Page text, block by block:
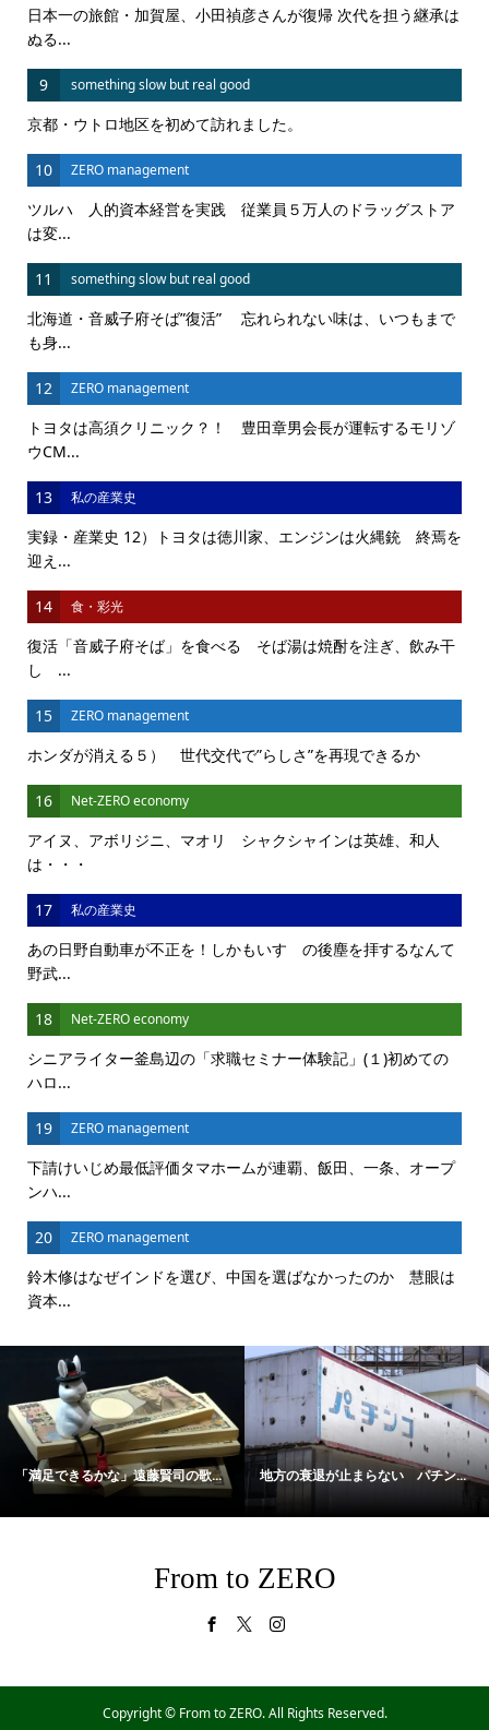
日本一の旅館・加賀屋、小田禎彦さんが復帰 次代を担う継承は
ぬる...
9 something slow but real good
京都・ウトロ地区を初めて訪れました。
10 ZERO management
ツルハ 人的資本経営を実践 従業員５万人のドラッグストア
は変...
11 something slow but real good
北海道・音威子府そば”復活” 忘れられない味は、いつもまで
も身...
12 ZERO management
トヨタは高須クリニック？！ 豊田章男会長が運転するモリゾ
ウCM...
13 私の産業史
実録・産業史 12）トヨタは徳川家、エンジンは火縄銃 終焉を
迎え...
14 食・彩光
復活「音威子府そば」を食べる そば湯は焼酎を注ぎ、飲み干
し ...
15 ZERO management
ホンダが消える５） 世代交代で”らしさ”を再現できるか
16 Net-ZERO economy
アイヌ、アボリジニ、マオリ シャクシャインは英雄、和人
は・・・
17 私の産業史
あの日野自動車が不正を！しかもいすゞの後塵を拝するなんて
野武...
18 Net-ZERO economy
シニアライター釜島辺の「求職セミナー体験記」(１)初めての
ハロ...
19 ZERO management
下請けいじめ最低評価タマホームが連覇、飯田、一条、オープ
ンハ...
20 ZERO management
鈴木修はなぜインドを選び、中国を選ばなかったのか 慧眼は
資本...
「満足できるかな」遠藤賢司の歌... 地方の衰退が止まらない パチン...
From to ZERO
Copyright ©From to ZERO. All Rights Reserved.